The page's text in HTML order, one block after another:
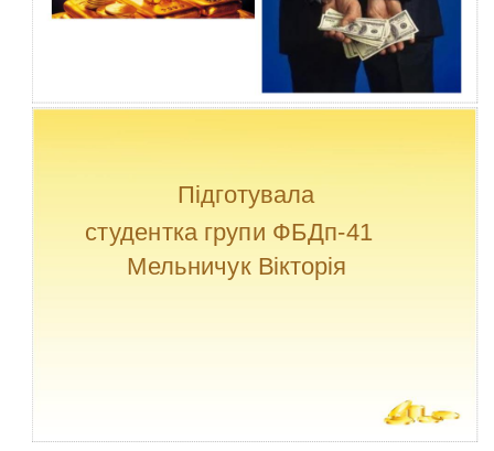
Підготувала
студентка групи ФБДп-41
Мельничук Вікторія